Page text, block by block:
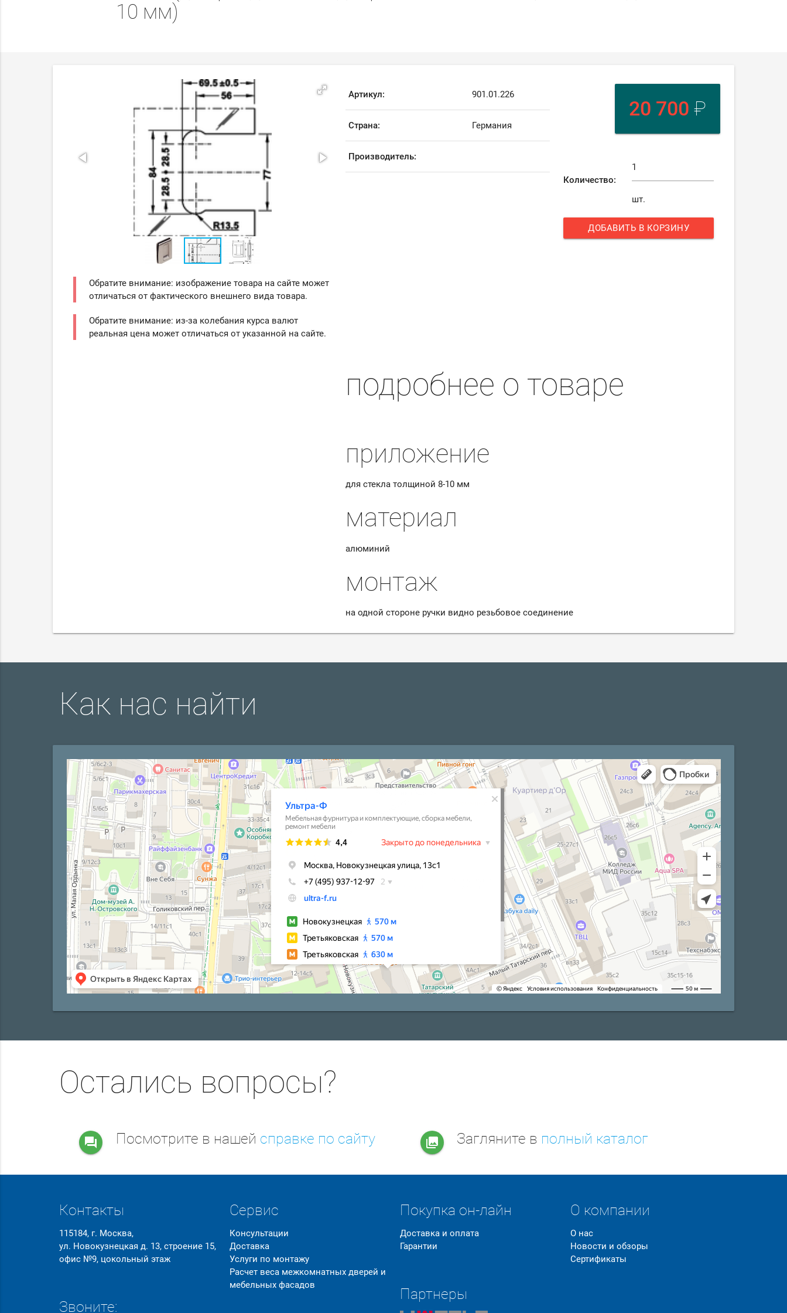
10 мм)
Обратите внимание: изображение товара на сайте может
отличаться от фактического внешнего вида товара.
Обратите внимание: из-за колебания курса валют
реальная цена может отличаться от указанной на сайте.
Артикул: 901.01.226
Страна: Германия
Производитель:
20 700 ₽
Количество:
шт.
ДОБАВИТЬ В КОРЗИНУ
подробнее о товаре
приложение
для стекла толщиной 8-10 мм
материал
алюминий
монтаж
на одной стороне ручки видно резьбовое соединение
Как нас найти
Остались вопросы?
question_answer Посмотрите в нашей справке по сайту collections Загляните в полный каталог
Контакты
115184, г. Москва,
ул. Новокузнецкая д. 13, строение 15,
офис №9, цокольный этаж
Звоните:
Сервис
Консультации
Доставка
Услуги по монтажу
Расчет веса межкомнатных дверей и
мебельных фасадов
Покупка он-лайн
Доставка и оплата
Гарантии
Партнеры
О компании
О нас
Новости и обзоры
Сертификаты